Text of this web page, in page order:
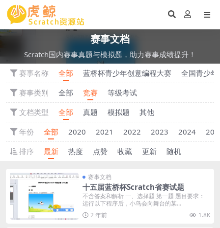
赛事文档
Scratch国内赛事真题与模拟题，助力赛事成绩提升！
赛事名称
全部 蓝桥杯青少年创意编程大赛
全国青少
赛事类别
全部 竞赛
等级考试
文档类型
全部 真题 模拟题
其他
年份
全部 2020 2021 2022 2023 2024
排序
最新 热度 点赞 收藏 更新 随机
赛事文档
十五届蓝桥杯Scratch省赛试题
不含答案和解析 一、选择题 第一题 题目要求：
运行以下程序后，小鸟会向舞台的某...
2 年前
1.8K